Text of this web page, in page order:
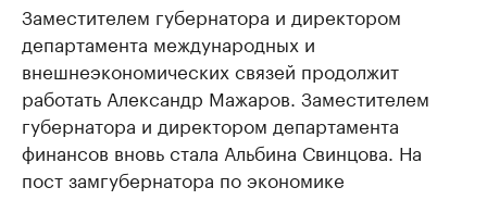
Заместителем губернатора и директором
департамента международных и
внешнеэкономических связей продолжит
работать Александр Мажаров. Заместителем
губернатора и директором департамента
финансов вновь стала Альбина Свинцова. На
пост замгубернатора по экономике